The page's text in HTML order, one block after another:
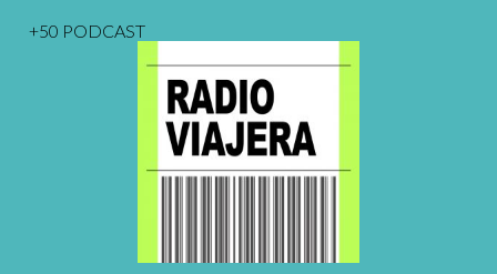
+50 PODCAST